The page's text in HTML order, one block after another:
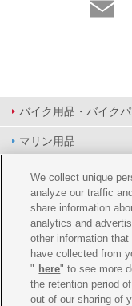
バイク用品・バイク
マリン用品
PAS/YPJ用品
その他用品
イベント&エンターテ
オンラインショップ
企業情報
We collect unique
analyze our traffic
share information
analytics and
other information
have collected from
" here" to see more
the retention period
out of our sharing of